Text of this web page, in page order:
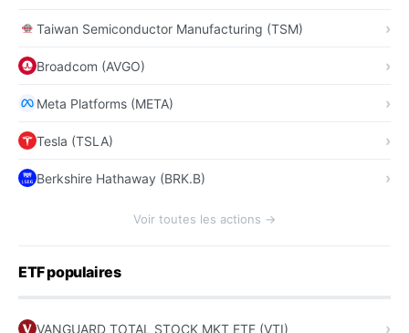
Taiwan Semiconductor Manufacturing (TSM)
Broadcom (AVGO)
Meta Platforms (META)
Tesla (TSLA)
Berkshire Hathaway (BRK.B)
Voir toutes les actions →
ETF populaires
VANGUARD TOTAL STOCK MKT ETF (VTI)